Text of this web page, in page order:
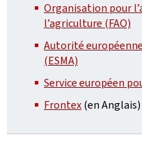
Organisation pour
l’agriculture (FAO)
Autorité
(ESMA)
Service européen
Frontex(en Anglais)